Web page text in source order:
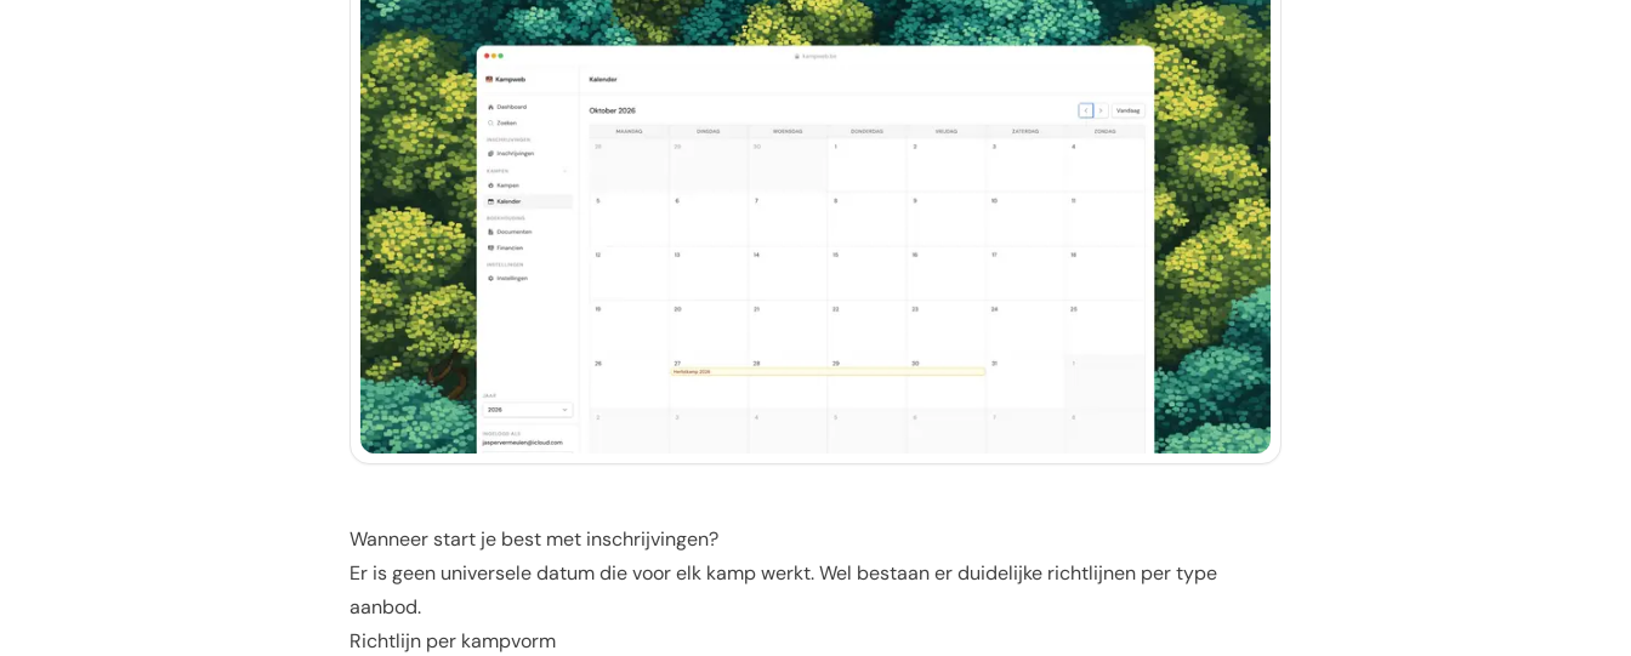
Wanneer start je best met inschrijvingen?
Er is geen universele datum die voor elk kamp werkt. Wel bestaan er duidelijke richtlijnen per type
aanbod.
Richtlijn per kampvorm